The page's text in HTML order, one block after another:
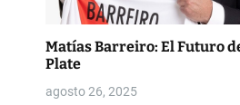
r
a
Matías Barreiro: El Futuro
Plate
agosto 26, 2025